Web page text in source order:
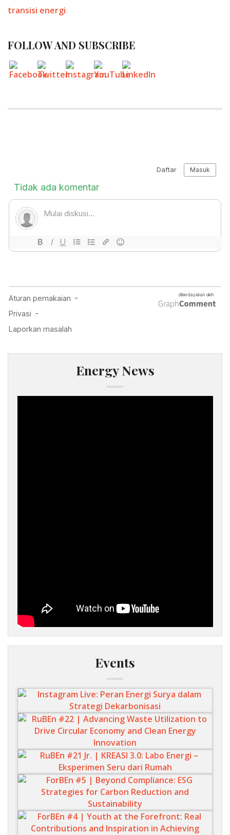
Tagged:
transisi energi
FOLLOW AND SUBSCRIBE
Energy News
Events